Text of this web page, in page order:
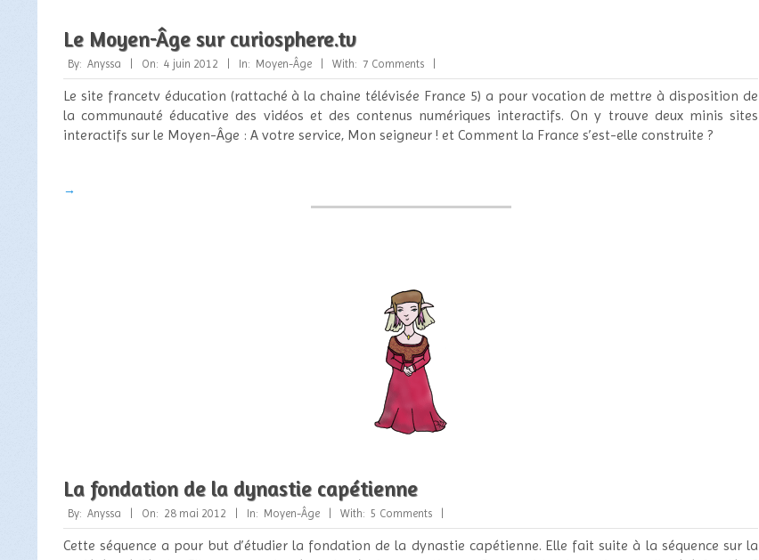
Le Moyen-Âge sur curiosphere.tv
2012-
06-
04
By: Anyssa On: 4 juin 2012 In: Moyen-Âge With: 7 Comments
Le site francetv éducation (rattaché à la chaine télévisée France 5) a pour vocation de mettre à disposition de
la communauté éducative des vidéos et des contenus numériques interactifs. On y trouve deux minis sites
interactifs sur le Moyen-Âge : A votre service, Mon seigneur ! et Comment la France s’est-elle construite ?
→
La fondation de la dynastie capétienne
2012-
05-
28
By: Anyssa On: 28 mai 2012 In: Moyen-Âge With: 5 Comments
Cette séquence a pour but d’étudier la fondation de la dynastie capétienne. Elle fait suite à la séquence sur la